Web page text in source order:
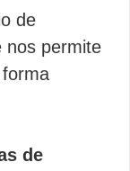
de
nos permite
de